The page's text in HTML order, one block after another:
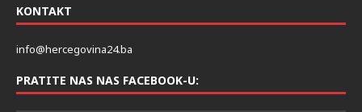
KONTAKT
info@hercegovina24.ba
PRATITE NAS NAS FACEBOOK-U: